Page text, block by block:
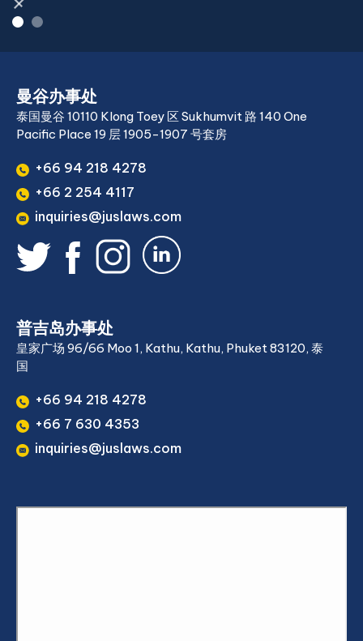
曼谷办事处
泰国曼谷 10110 Klong Toey 区 Sukhumvit 路 140 One
Pacific Place 19 层 1905-1907 号套房
+66 94 218 4278
+66 2 254 4117
inquiries@juslaws.com
普吉岛办事处
皇家广场 96/66 Moo 1, Kathu, Kathu, Phuket 83120, 泰
国
+66 94 218 4278
+66 7 630 4353
inquiries@juslaws.com